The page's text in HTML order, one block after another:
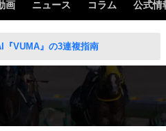
画 ニュース コラム 公式情
『VUMA』の3連複指南